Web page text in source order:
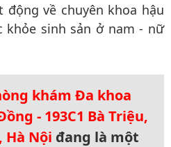
về chuyên khoa hậu
khỏe sinh sản ở nam - nữ
khám Đa khoa
- 193C1 Bà Triệu,
Hà Nội đang là một